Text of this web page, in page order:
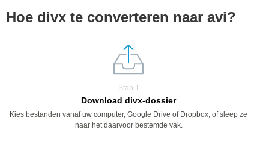
Hoe divx te converteren naar avi?
Stap 1
Download divx-dossier
Kies bestanden vanaf uw computer, Google Drive of Dropbox, of sleep ze
naar het daarvoor bestemde vak.